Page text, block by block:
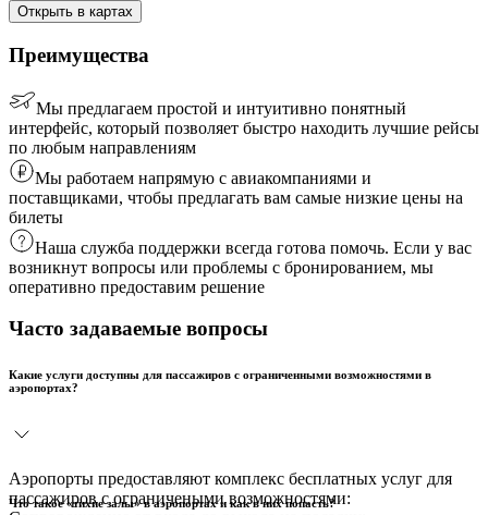
Открыть в картах
Преимущества
Мы предлагаем простой и интуитивно понятный
интерфейс, который позволяет быстро находить лучшие рейсы
по любым направлениям
Мы работаем напрямую с авиакомпаниями и
поставщиками, чтобы предлагать вам самые низкие цены на
билеты
Наша служба поддержки всегда готова помочь. Если у вас
возникнут вопросы или проблемы с бронированием, мы
оперативно предоставим решение
Часто задаваемые вопросы
Какие услуги доступны для пассажиров с ограниченными возможностями в
аэропортах?
Аэропорты предоставляют комплекс бесплатных услуг для
пассажиров с ограничеными возможностями:
Что такое «тихие залы» в аэропортах и как в них попасть?